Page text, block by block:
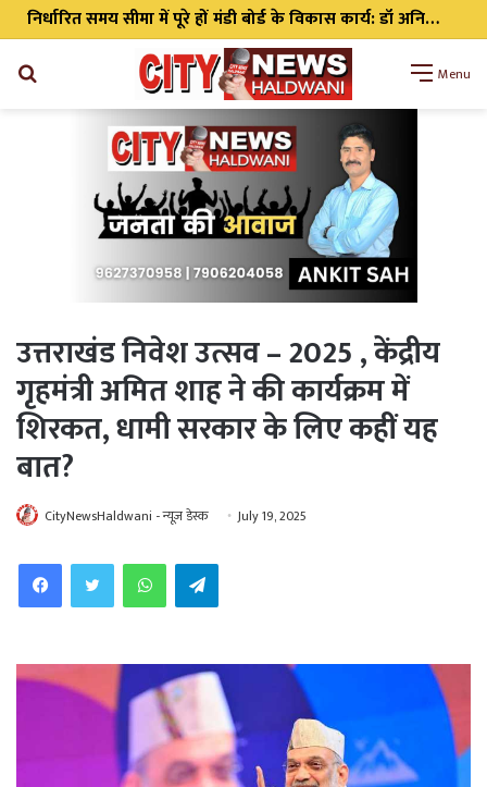
निर्धारित समय सीमा में पूरे हों मंडी बोर्ड के विकास कार्य: डॉ अनिल डब्बू
Menu
उत्तराखंड निवेश उत्सव – 2025 , केंद्रीय
गृहमंत्री अमित शाह ने की कार्यक्रम में
शिरकत, धामी सरकार के लिए कहीं यह
बात?
CityNewsHaldwani - न्यूज़ डेस्क July 19, 2025
WhatsAppTelegram